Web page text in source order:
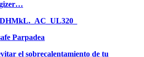
Parpadea